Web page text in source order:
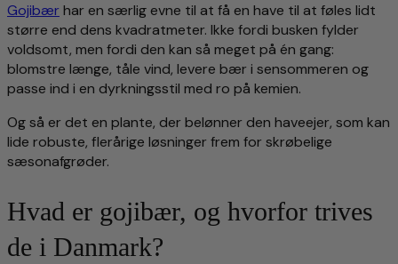
Gojibær har en særlig evne til at få en have til at føles lidt
større end dens kvadratmeter. Ikke fordi busken fylder
voldsomt, men fordi den kan så meget på én gang:
blomstre længe, tåle vind, levere bær i sensommeren og
passe ind i en dyrkningsstil med ro på kemien.
Og så er det en plante, der belønner den haveejer, som kan
lide robuste, flerårige løsninger frem for skrøbelige
sæsonafgrøder.
Hvad er gojibær, og hvorfor trives
de i Danmark?